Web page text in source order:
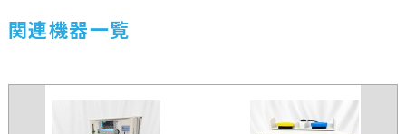
関連機器一覧